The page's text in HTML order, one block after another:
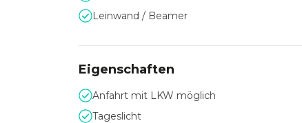
Die Haller 6 Location ist unabhängig von
Leinwand / Beamer
Eigenschaften
Anfahrt mit LKW möglich
Tageslicht